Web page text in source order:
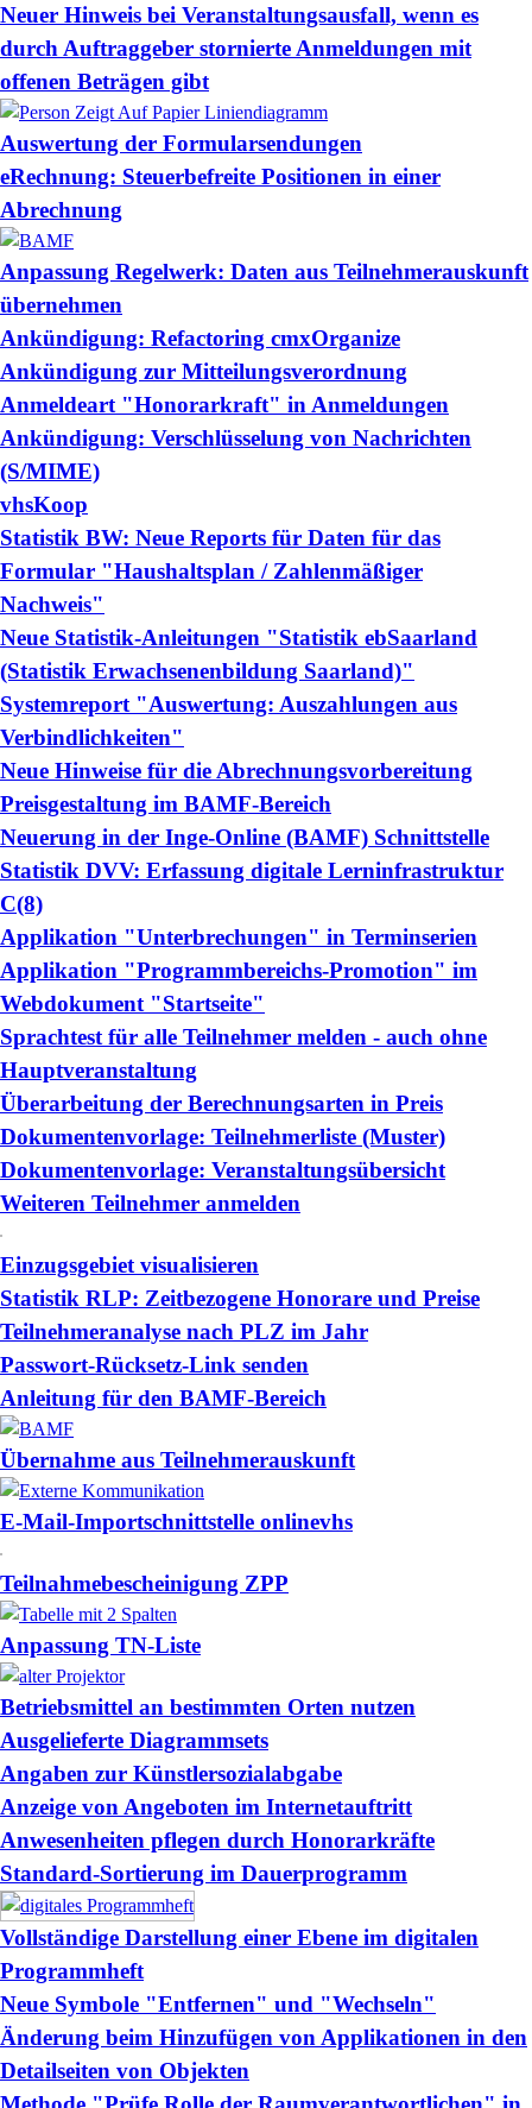
Neuer Hinweis bei Veranstaltungsausfall, wenn es
durch Auftraggeber stornierte Anmeldungen mit
offenen Beträgen gibt
Auswertung der Formularsendungen
eRechnung: Steuerbefreite Positionen in einer
Abrechnung
Anpassung Regelwerk: Daten aus Teilnehmerauskunft
übernehmen
Ankündigung: Refactoring cmxOrganize
Ankündigung zur Mitteilungsverordnung
Anmeldeart "Honorarkraft" in Anmeldungen
Ankündigung: Verschlüsselung von Nachrichten
(S/MIME)
vhsKoop
Statistik BW: Neue Reports für Daten für das
Formular "Haushaltsplan / Zahlenmäßiger
Nachweis"
Neue Statistik-Anleitungen "Statistik ebSaarland
(Statistik Erwachsenenbildung Saarland)"
Systemreport "Auswertung: Auszahlungen aus
Verbindlichkeiten"
Neue Hinweise für die Abrechnungsvorbereitung
Preisgestaltung im BAMF-Bereich
Neuerung in der Inge-Online (BAMF) Schnittstelle
Statistik DVV: Erfassung digitale Lerninfrastruktur
C(8)
Applikation "Unterbrechungen" in Terminserien
Applikation "Programmbereichs-Promotion" im
Webdokument "Startseite"
Sprachtest für alle Teilnehmer melden - auch ohne
Hauptveranstaltung
Überarbeitung der Berechnungsarten in Preis
Dokumentenvorlage: Teilnehmerliste (Muster)
Dokumentenvorlage: Veranstaltungsübersicht
Weiteren Teilnehmer anmelden
Einzugsgebiet visualisieren
Statistik RLP: Zeitbezogene Honorare und Preise
Teilnehmeranalyse nach PLZ im Jahr
Passwort-Rücksetz-Link senden
Anleitung für den BAMF-Bereich
Übernahme aus Teilnehmerauskunft
E-Mail-Importschnittstelle onlinevhs
Teilnahmebescheinigung ZPP
Anpassung TN-Liste
Betriebsmittel an bestimmten Orten nutzen
Ausgelieferte Diagrammsets
Angaben zur Künstlersozialabgabe
Anzeige von Angeboten im Internetauftritt
Anwesenheiten pflegen durch Honorarkräfte
Standard-Sortierung im Dauerprogramm
Vollständige Darstellung einer Ebene im digitalen
Programmheft
Neue Symbole "Entfernen" und "Wechseln"
Änderung beim Hinzufügen von Applikationen in den
Detailseiten von Objekten